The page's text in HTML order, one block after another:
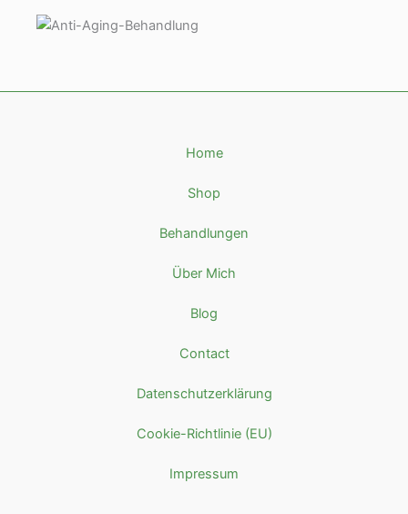
Home
Shop
Behandlungen
Über Mich
Blog
Contact
Datenschutzerklärung
Cookie-Richtlinie (EU)
Impressum